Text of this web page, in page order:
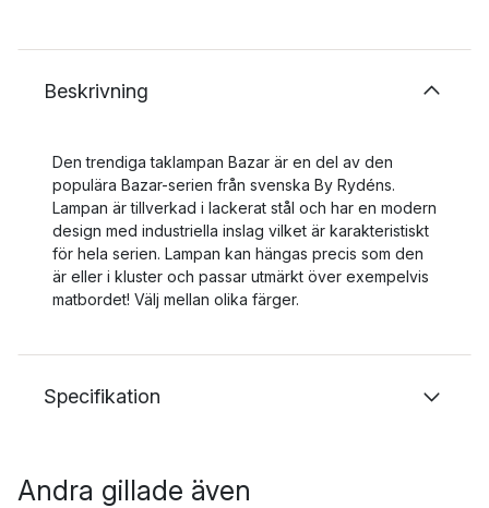
Beskrivning
Den trendiga taklampan Bazar är en del av den
populära Bazar-serien från svenska By Rydéns.
Lampan är tillverkad i lackerat stål och har en modern
design med industriella inslag vilket är karakteristiskt
för hela serien. Lampan kan hängas precis som den
är eller i kluster och passar utmärkt över exempelvis
matbordet! Välj mellan olika färger.
Specifikation
Andra gillade även